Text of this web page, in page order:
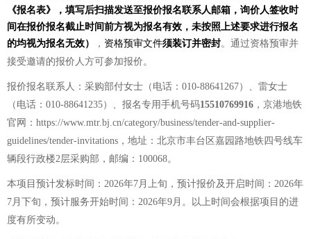
《报名表》，填写后扫描发送至报价报名联系人邮箱，询价人签收时
间在报价报名截止时间前方视为报名有效，未按照上述要求进行报名
的均视为报名无效）
， 资格预审文件须装订并密封。通过资格预审并
接受邀请的报价人方可参加报价。
报价报名联系人：采购部付女士（电话： 010-88641267）、 雷女士
（电话： 010-88641235） 、 报名专用手机号码15510769916 ， 京港地铁
官网 ： https://www.mtr.bj.cn/category/business/tender-and-supplier-
guidelines/tender-invitations ， 地址：北京市丰台区嘉园路地铁四号线车
辆段行政楼2层采购部，邮编 ： 100068。
本项目预计发标时间： 2026年7月上旬，预计报价及开启时间： 2026年
7月下旬，预计服务开始时间： 2026年9月。
以上时间会根据项目的进
度有所变动。